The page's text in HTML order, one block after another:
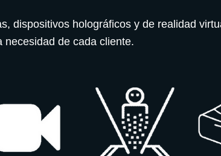
dispositivos holográficos y de realidad
necesidad de cada cliente.